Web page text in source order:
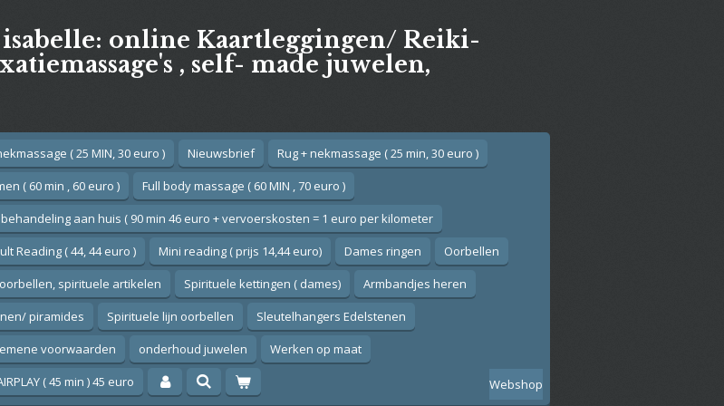
online Kaartleggingen/ Reiki-
, self- made juwelen,
( 25 MIN, 30 euro ) Nieuwsbrief
Rug + nekmassage ( 25 min, 30 euro )
( 60 min , 60 euro )
Full body massage ( 60 MIN , 70 euro )
aan huis ( 90 min 46 euro + vervoerskosten = 1 euro per kilometer
Reading ( 44, 44 euro ) Mini reading ( prijs 14,44 euro) Dames ringen
Oorbellen
oorbellen, spirituele artikelen Spirituele kettingen ( dames)
Armbandjes heren
piramides Spirituele lijn oorbellen
Sleutelhangers Edelstenen
voorwaarden onderhoud juwelen
Werken op maat
( 45 min ) 45 euro Webshop